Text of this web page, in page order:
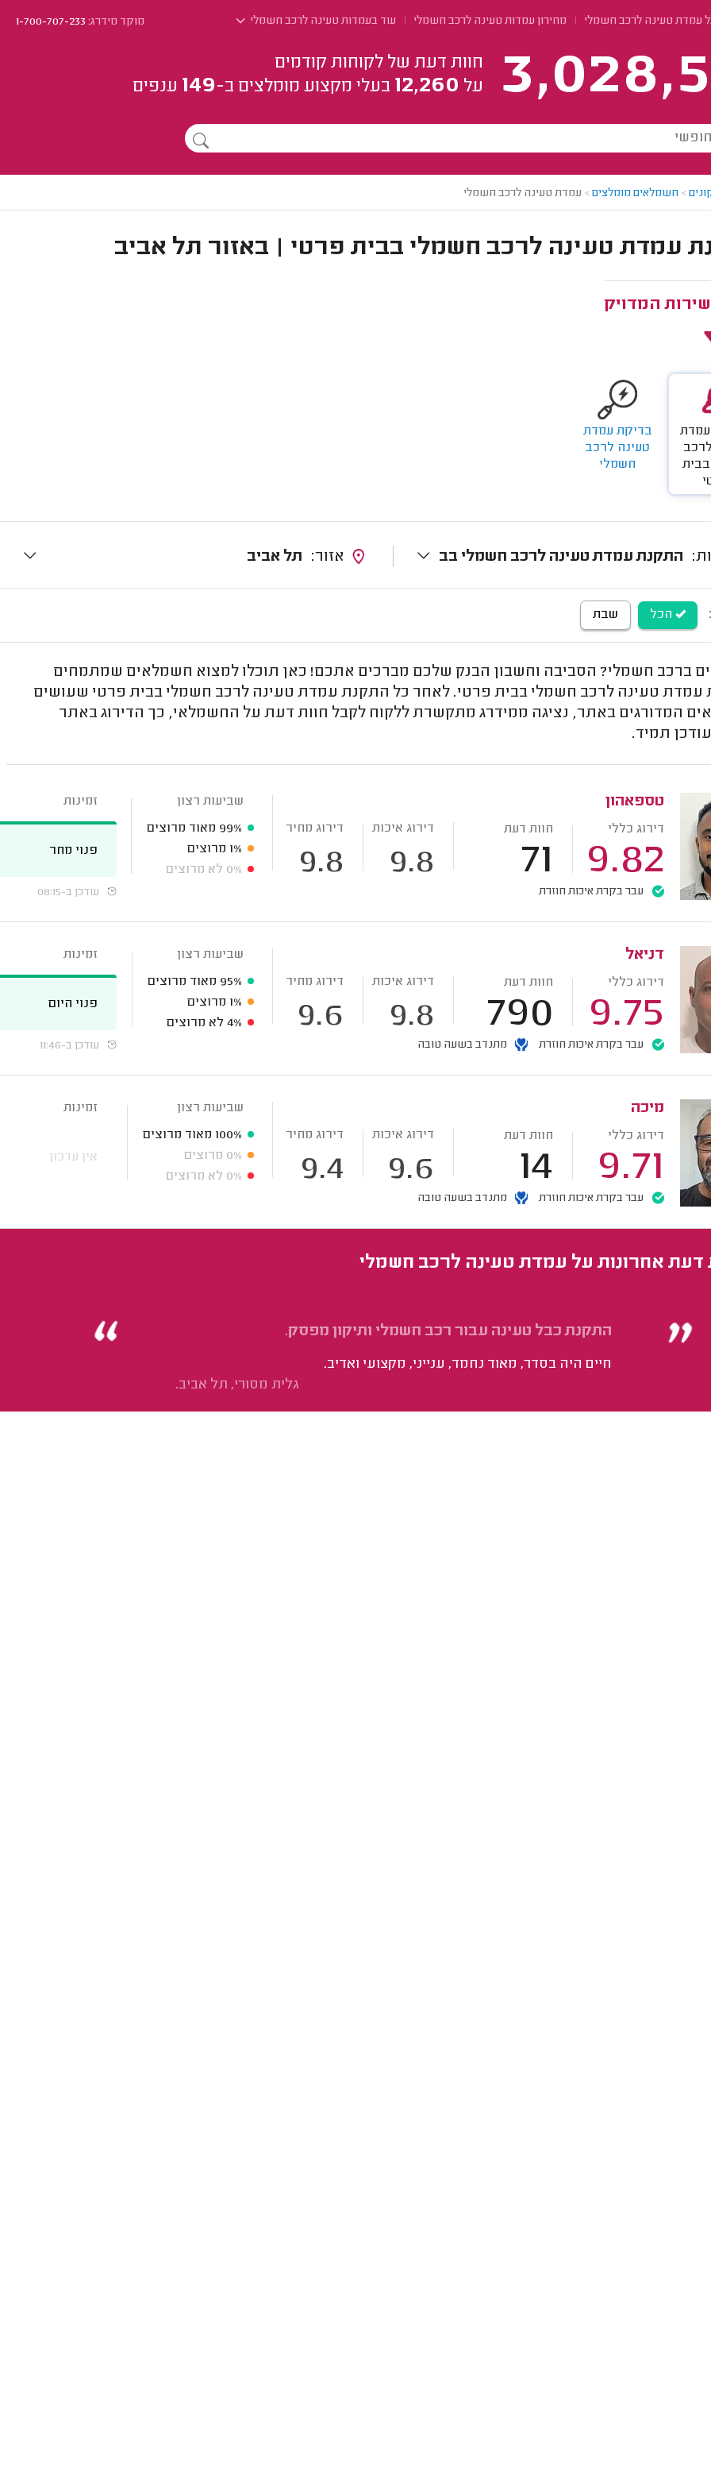
עמדת טעינה לרכב חשמלי מחירון עמדות טעינה לרכב חשמלי עוד בעמדות טעינה לרכב חשמלי מוקד מידרג:1-700-707-233
חוות דעת של לקוחות קודמים
על 12,260 בעלי מקצוע מומלצים ב-149 ענפים
> חשמלאים מומלצים> עמדת טעינה לרכב חשמלי
עמדת טעינה לרכב חשמלי בבית פרטי | באזור תל אביב
המדויק
בדיקת עמדת
טעינה לרכב
חשמלי
התקנת עמדת טעינה לרכב חשמלי בב תל אביב
הכל שבת
ברכב חשמלי? הסביבה וחשבון הבנק שלכם מברכים אתכם! כאן תוכלו למצוא חשמלאים שמתמחים
עמדת טעינה לרכב חשמלי בבית פרטי. לאחר כל התקנת עמדת טעינה לרכב חשמלי בבית פרטי שעושים
המדורגים באתר, נציגה ממידרג מתקשרת ללקוח לקבל חוות דעת על החשמלאי, כך הדירוג באתר
תמיד.
טספאהון
דירוג כללי
9.82
חוות דעת
71
דירוג איכות
9.8
דירוג מחיר
9.8
עבר בקרת איכות חוזרת
שביעות רצון
99% מאוד מרוצים
1% מרוצים
0% לא מרוצים
זמינות
פנוי מחר
עודכן ב-08:15
דניאל
דירוג כללי
9.75
חוות דעת
790
דירוג איכות
9.8
דירוג מחיר
9.6
עבר בקרת איכות חוזרת מתנדב בשעה טובה
שביעות רצון
95% מאוד מרוצים
1% מרוצים
4% לא מרוצים
זמינות
פנוי היום
עודכן ב-11:46
מיכה
דירוג כללי
9.71
חוות דעת
14
דירוג איכות
9.6
דירוג מחיר
9.4
עבר בקרת איכות חוזרת מתנדב בשעה טובה
שביעות רצון
100% מאוד מרוצים
0% מרוצים
0% לא מרוצים
זמינות
אין עדכון
דעת אחרונות על עמדת טעינה לרכב חשמלי
התקנת כבל טעינה עבור רכב חשמלי ותיקון מפסק.
חיים היה בסדר, מאוד נחמד, ענייני, מקצועי ואדיב.
גלית מסורי, תל אביב.